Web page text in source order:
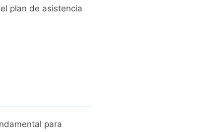
plan de asistencia
para